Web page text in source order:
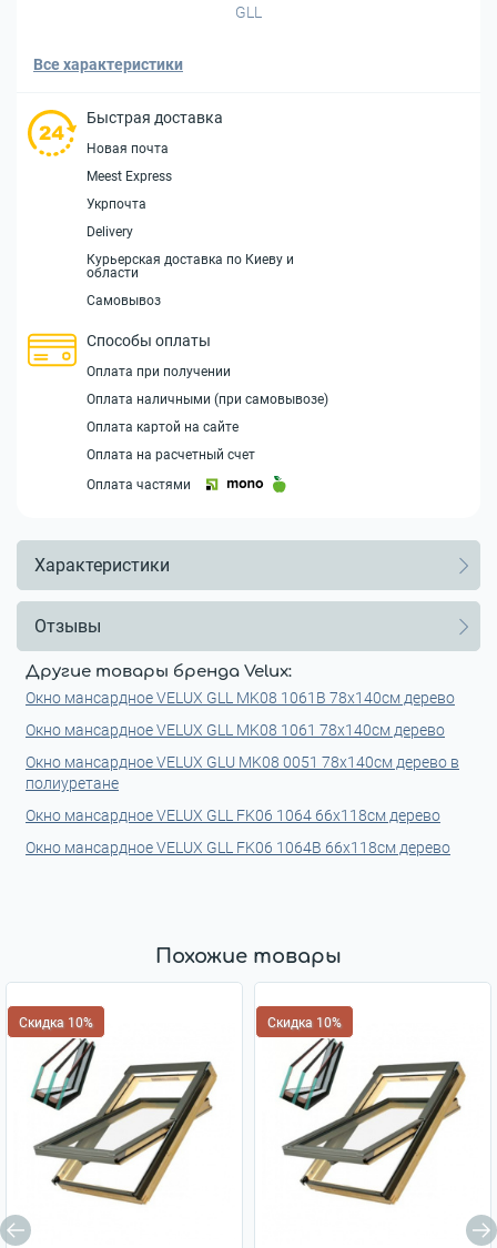
GLL
Все характеристики
Быстрая доставка
Новая почта
Meest Express
Укрпочта
Delivery
Курьерская доставка по Киеву и
области
Самовывоз
Способы оплаты
Оплата при получении
Оплата наличными (при самовывозе)
Оплата картой на сайте
Оплата на расчетный счет
Оплата частями
Характеристики
Отзывы
Другие товары бренда Velux:
Окно мансардное VELUX GLL MK08 1061B 78x140см дерево
Окно мансардное VELUX GLL MK08 1061 78x140см дерево
Окно мансардное VELUX GLU MK08 0051 78x140см дерево в
полиуретане
Окно мансардное VELUX GLL FK06 1064 66x118см дерево
Окно мансардное VELUX GLL FK06 1064B 66x118см дерево
Похожие товары
Скидка 10% Скидка 10%